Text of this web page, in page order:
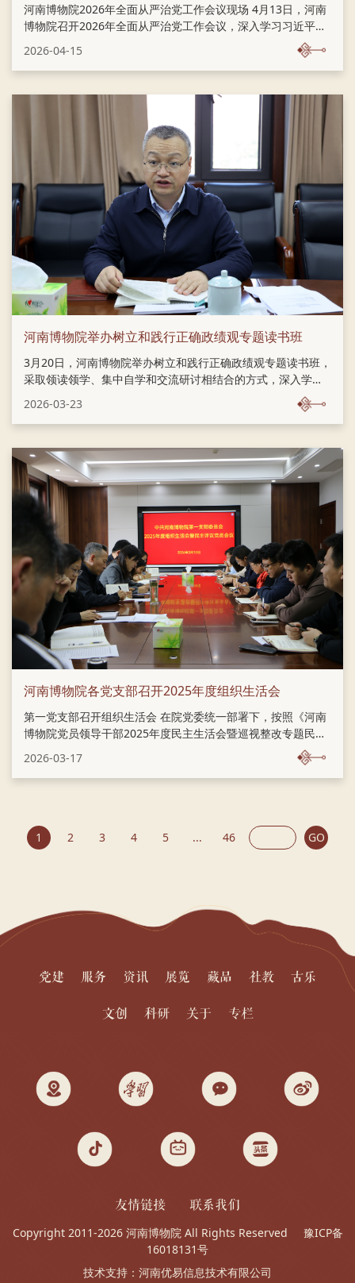
河南博物院2026年全面从严治党工作会议现场 4月13日，河南
博物院召开2026年全面从严治党工作会议，深入学习习近平总
书记关于全面从严治党重要论述， 贯彻落实二十届中央纪委五
次全会、十一届省纪委六次全会精神，系统总结工作，研究部
署任务，驰而不息推进全面从严治党向纵深发展。会上传达学
习了省文化和旅游厅全面从严治党工作会会议精神，宣读了
《河南博物院2026年全面从严治党工作要点》，各部门负责人
分别签订并提交了《2026年全面从严治党责任书》。驻厅纪检
监察组副组长马文青、党委书记、院长楚小龙出席会议并讲
话，副院长信木祥主持会议，副院长翟红志、史自强及全体党
员干部职工参加会议。 驻省文...
2026-04-15
河南博物院举办树立和践行正确政绩观专题读书班
3月20日，河南博物院举办树立和践行正确政绩观专题读书班，
采取领读领学、集中自学和交流研讨相结合的方式，深入学习
《习近平关于树立和践行正确政绩观论述摘编》第一至第四部
分、《习近平总书记地方工作期间坚持正确政绩观生动实
践》“河北正定篇”“福建篇”等内容，在深学细悟中坚定信念、增
强党性，在笃信笃行中履职尽责、干事创业。党委书记、院长
楚小龙、院班子成员及各部门负责人参加学习。 党委书记楚小
龙指出，要深刻领悟“两个确立”的决定性意义、坚决做到“两个
维护”，按照党中央决策部署，认真落实省委、省文旅厅党组有
关要求，严格落实主体责任，坚持高起点谋划、高标准推进、
高质量落实，以政治上的坚定、思想上...
2026-03-23
河南博物院各党支部召开2025年度组织生活会
第一党支部召开组织生活会 在院党委统一部署下，按照《河南
博物院党员领导干部2025年度民主生活会暨巡视整改专题民主
生活会方案》相关要求，3月6日至11日，各党支部召开2025年
度组织生活会，院班子成员以普通党员身份分别参加了所在支
部的组织生活会。 第二党支部召开组织生活会 第三党支部召开
习贯彻习近平新时代中国特色社会主义思想和党的二十届四中
全会精神，认真学习领会习近平总书记关于党的建设的重要思
2026-03-17
1 2 3 4 5 ... 46 GO
党建 服务 资讯 展览 藏品 社教 古乐
文创 科研 关于 专栏
友情链接 联系我们
Copyright 2011-2026 河南博物院 All Rights Reserved
豫ICP备
16018131号
技术支持： 河南优易信息技术有限公司